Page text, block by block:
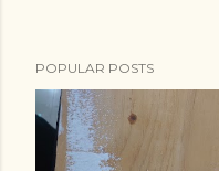
POPULAR POSTS